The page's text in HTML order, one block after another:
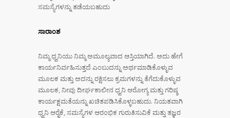
ಸಮಸ್ಯೆಗಳನ್ನು ತಡೆಯಬಹುದು
ಸಾರಾಂಶ
ನಿಮ್ಮ ಧ್ವನಿಯು ನಿಮ್ಮ ಅಮೂಲ್ಯವಾದ ಆಸ್ತಿಯಾಗಿದೆ. ಅದು ಹೇಗೆ
ಕಾರ್ಯನಿರ್ವಹಿಸುತ್ತದೆ ಎಂಬುದನ್ನು ಅರ್ಥಮಾಡಿಕೊಳ್ಳುವ
ಮೂಲಕ ಮತ್ತು ಅದನ್ನು ರಕ್ಷಿಸಲು ಕ್ರಮಗಳನ್ನು ತೆಗೆದುಕೊಳ್ಳುವ
ಮೂಲಕ, ನೀವು ದೀರ್ಘಕಾಲೀನ ಧ್ವನಿ ಆರೋಗ್ಯ ಮತ್ತು ಗರಿಷ್ಠ
ಕಾರ್ಯಕ್ಷಮತೆಯನ್ನು ಖಚಿತಪಡಿಸಿಕೊಳ್ಳಬಹುದು. ನಿಯತವಾಗಿ
ಧ್ವನಿ ಆರೈಕೆ, ಸಮಸ್ಯೆಗಳ ಆರಂಭಿಕ ಗುರುತಿಸುವಿಕೆ ಮತ್ತು ತಜ್ಞರ